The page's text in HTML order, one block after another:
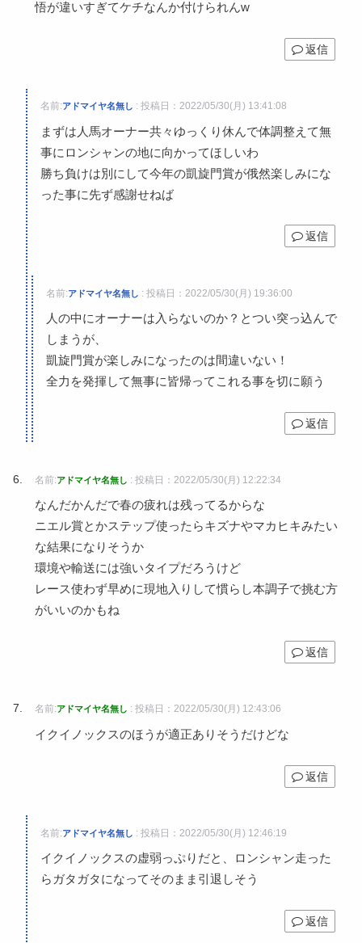
悟が違いすぎてケチなんか付けられんw
返信
名前:アドマイヤ名無し : 投稿日：2022/05/30(月) 13:41:08
まずは人馬オーナー共々ゆっくり休んで体調整えて無
事にロンシャンの地に向かってほしいわ
勝ち負けは別にして今年の凱旋門賞が俄然楽しみにな
った事に先ず感謝せねば
返信
名前:アドマイヤ名無し : 投稿日：2022/05/30(月) 19:36:00
人の中にオーナーは入らないのか？とつい突っ込んで
しまうが、
凱旋門賞が楽しみになったのは間違いない！
全力を発揮して無事に皆帰ってこれる事を切に願う
返信
名前:アドマイヤ名無し : 投稿日：2022/05/30(月) 12:22:34
なんだかんだで春の疲れは残ってるからな
ニエル賞とかステップ使ったらキズナやマカヒキみたい
な結果になりそうか
環境や輸送には強いタイプだろうけど
レース使わず早めに現地入りして慣らし本調子で挑む方
がいいのかもね
返信
名前:アドマイヤ名無し : 投稿日：2022/05/30(月) 12:43:06
イクイノックスのほうが適正ありそうだけどな
返信
名前:アドマイヤ名無し : 投稿日：2022/05/30(月) 12:46:19
イクイノックスの虚弱っぷりだと、ロンシャン走った
らガタガタになってそのまま引退しそう
返信